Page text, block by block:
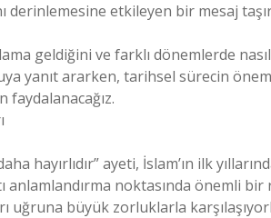
derinlemesine etkileyen bir mesaj
geldiğini ve farklı dönemlerde nasıl
yanıt ararken, tarihsel sürecin
faydalanacağız.
hayırlıdır” ayeti, İslam’ın ilk
noktasında önemli
uğruna büyük zorluklarla